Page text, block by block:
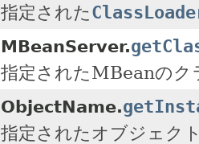
指定された
MBeanServer.
指定されたMBeanのク
ObjectName.
指定されたオブジェク